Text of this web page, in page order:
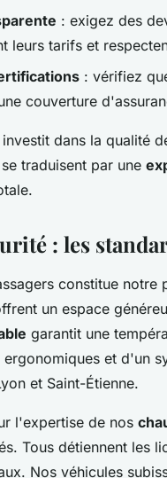
: exigez des
leurs tarifs et
: vérifiez
couverture
dans la qualité
traduisent par une
: les
constitue
un espace
garantit une
et d'un
et Saint-Étienne.
l'expertise de nos
Tous détiennent les
Nos véhicules